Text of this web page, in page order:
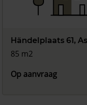
Händelplaats 61,
85 m2
Op aanvraag